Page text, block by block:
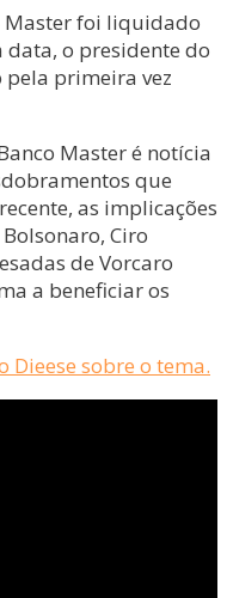
Master foi liquidado
data, o presidente do
pela primeira vez
Master é notícia
que
as implicações
Ciro
de Vorcaro
a beneficiar os
Dieese sobre o tema.